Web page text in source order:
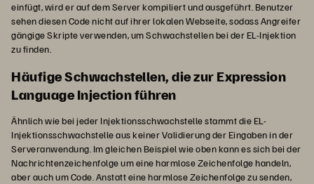
einfügt, wird er auf dem Server kompiliert und ausgeführt. Benutzer
sehen diesen Code nicht auf ihrer lokalen Webseite, sodass Angreifer
gängige Skripte verwenden, um Schwachstellen bei der EL-Injektion
zu finden.
Häufige Schwachstellen, die zur Expression
Language Injection führen
Ähnlich wie bei jeder Injektionsschwachstelle stammt die EL-
Injektionsschwachstelle aus keiner Validierung der Eingaben in der
Serveranwendung. Im gleichen Beispiel wie oben kann es sich bei der
Nachrichtenzeichenfolge um eine harmlose Zeichenfolge handeln,
aber auch um Code. Anstatt eine harmlose Zeichenfolge zu senden,